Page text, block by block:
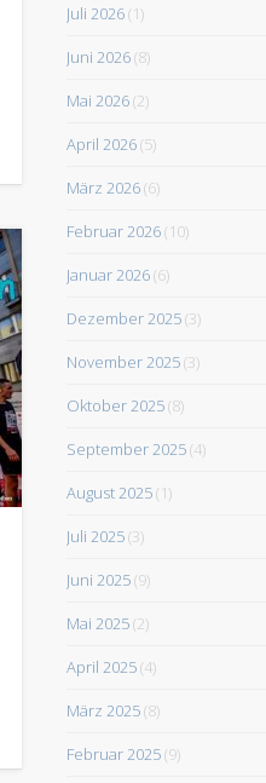
Juli 2026(1)
Juni 2026(8)
Mai 2026(2)
April 2026(5)
März 2026(6)
Februar 2026(10)
Januar 2026(6)
Dezember 2025(3)
November 2025(3)
Oktober 2025(8)
September 2025(4)
August 2025(1)
Juli 2025(3)
Juni 2025(9)
Mai 2025(2)
April 2025(4)
März 2025(8)
Februar 2025(9)